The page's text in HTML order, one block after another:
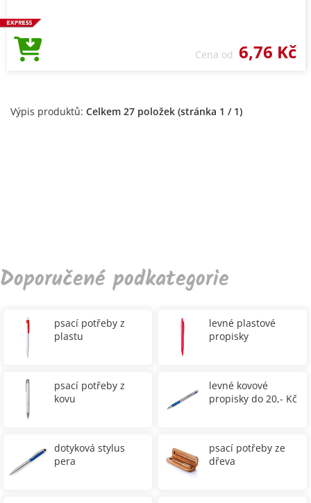
Cena od 6,76 Kč
Výpis produktů: Celkem 27 položek (stránka 1 / 1)
Doporučené podkategorie
psací potřeby z
plastu
levné plastové
propisky
psací potřeby z
kovu
levné kovové
propisky do 20,- Kč
dotyková stylus
pera
psací potřeby ze
dřeva